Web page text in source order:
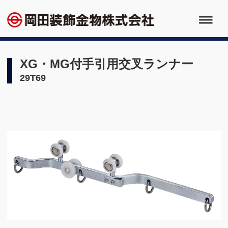
XG・MG付手引用交叉ランナー
29T69